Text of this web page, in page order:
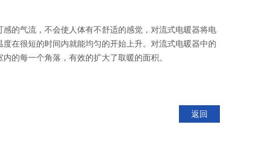
的气流，不会使人体有不舒适的感觉，对流式电暖器将电
在很短的时间内就能均匀的开始上升。对流式电暖器中的
的每一个角落，有效的扩大了取暖的面积。
返回